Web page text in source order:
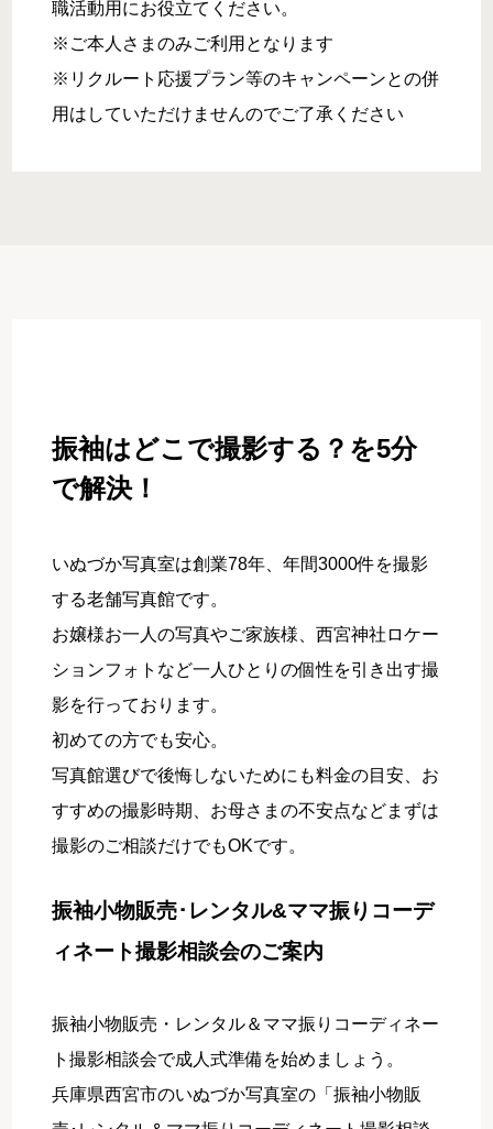
職活動用にお役立てください。
※ご本人さまのみご利用となります
※リクルート応援プラン等のキャンペーンとの併
用はしていただけませんのでご了承ください
振袖はどこで撮影する？を5分
で解決！
いぬづか写真室は創業78年、年間3000件を撮影
する老舗写真館です。
お嬢様お一人の写真やご家族様、西宮神社ロケー
ションフォトなど一人ひとりの個性を引き出す撮
影を行っております。
初めての方でも安心。
写真館選びで後悔しないためにも料金の目安、お
すすめの撮影時期、お母さまの不安点などまずは
撮影のご相談だけでもOKです。
振袖小物販売･レンタル&ママ振りコーデ
ィネート撮影相談会のご案内
振袖小物販売・レンタル＆ママ振りコーディネー
ト撮影相談会で成人式準備を始めましょう。
兵庫県西宮市のいぬづか写真室の「振袖小物販